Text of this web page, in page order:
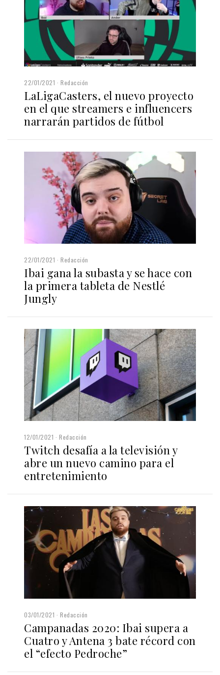
22/01/2021 Redacción
LaLigaCasters, el nuevo proyecto
en el que streamers e influencers
narrarán partidos de fútbol
22/01/2021 Redacción
Ibai gana la subasta y se hace con
la primera tableta de Nestlé
Jungly
12/01/2021 Redacción
Twitch desafía a la televisión y
abre un nuevo camino para el
entretenimiento
03/01/2021 Redacción
Campanadas 2020: Ibai supera a
Cuatro y Antena 3 bate récord con
el “efecto Pedroche”